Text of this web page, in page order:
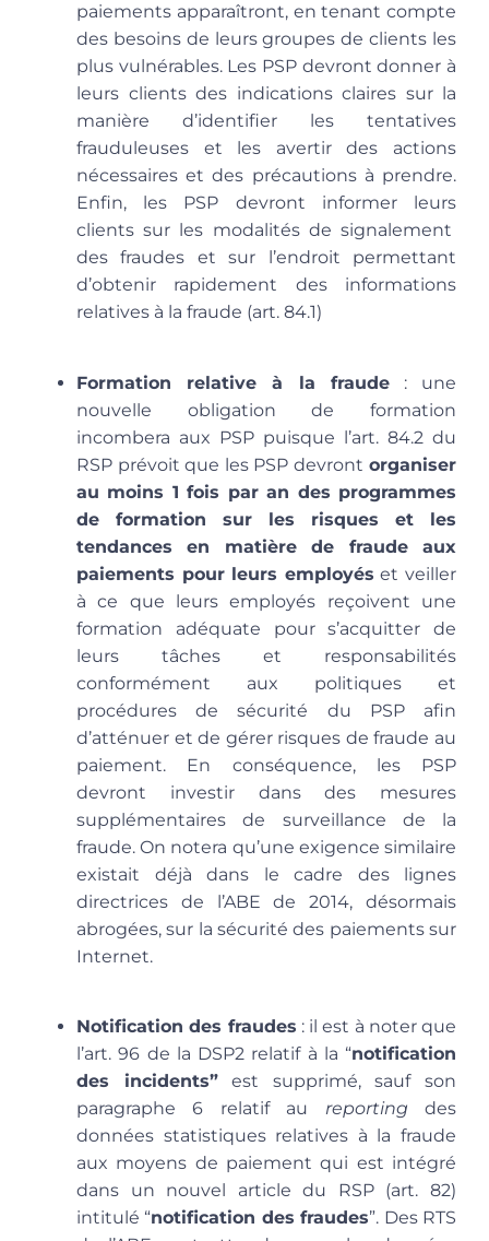
paiements apparaîtront, en tenant compte
des besoins de leurs groupes de clients les
plus vulnérables. Les PSP devront donner à
leurs clients des indications claires sur la
manière d’identifier les tentatives
frauduleuses et les avertir des actions
nécessaires et des précautions à prendre.
Enfin, les PSP devront informer leurs
clients sur les modalités de signalement
des fraudes et sur l’endroit permettant
d’obtenir rapidement des informations
relatives à la fraude (art. 84.1)
Formation relative à la fraude: une
nouvelle obligation de formation
incombera aux PSP puisque l’art. 84.2 du
RSP prévoit que les PSP devront organiser
au moins 1 fois par an des programmes
de formation sur les risques et les
tendances en matière de fraude aux
paiements pour leurs employés et veiller
à ce que leurs employés reçoivent une
formation adéquate pour s’acquitter de
leurs tâches et responsabilités
conformément aux politiques et
procédures de sécurité du PSP afin
d’atténuer et de gérer risques de fraude au
paiement. En conséquence, les PSP
devront investir dans des mesures
supplémentaires de surveillance de la
fraude. On notera qu’une exigence similaire
existait déjà dans le cadre des lignes
directrices de l’ABE de 2014, désormais
abrogées, sur la sécurité des paiements sur
Internet.
Notification des fraudes : il est à noter que
l’art. 96 de la DSP2 relatif à la “notification
des incidents”est supprimé, sauf son
paragraphe 6 relatif au reportingdes
données statistiques relatives à la fraude
aux moyens de paiement qui est intégré
dans un nouvel article du RSP (art. 82)
intitulé “notification des fraudes”. Des RTS